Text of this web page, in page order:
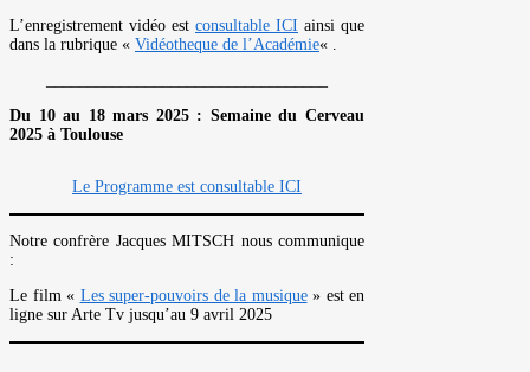
L’enregistrement vidéo est consultable ICI ainsi que
dans la rubrique « Vidéotheque de l’Académie« .
Du 10 au 18 mars 2025 : Semaine du Cerveau
2025 à Toulouse
Le Programme est consultable ICI
Notre confrère Jacques MITSCH nous communique
:
Le film « Les super-pouvoirs de la musique» est en
ligne sur Arte Tv jusqu’au 9 avril 2025